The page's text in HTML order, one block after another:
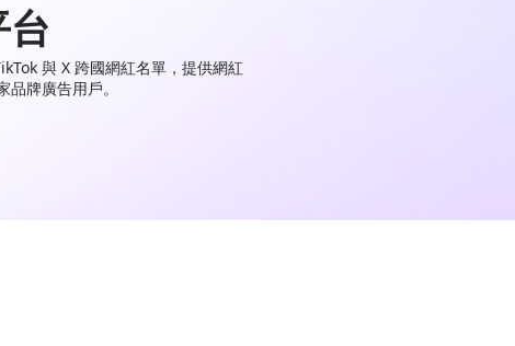
與 X 跨國網紅名單，提供網紅
牌廣告用戶。